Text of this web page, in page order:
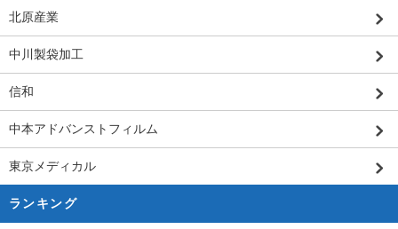
北原産業
中川製袋加工
信和
中本アドバンストフィルム
東京メディカル
ランキング